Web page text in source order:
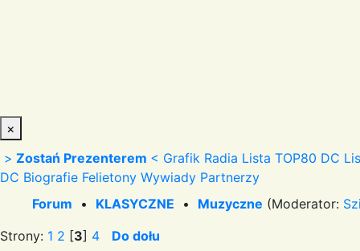
×
> Zostań Prezenterem < Grafik Radia Lista TOP80 DC
DC Biografie Felietony Wywiady Partnerzy
Forum • KLASYCZNE • Muzyczne (Moderator:
Strony: 1 2 [3] 4 Do dołu